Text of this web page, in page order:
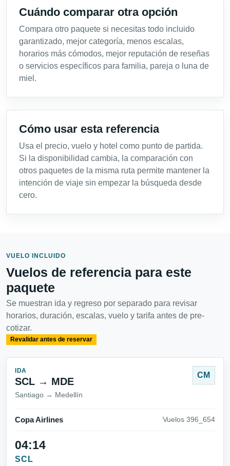
Cuándo comparar otra opción
Compara otro paquete si necesitas todo incluido
garantizado, mejor categoría, menos escalas,
horarios más cómodos, mejor reputación de reseñas
o servicios específicos para familia, pareja o luna de
miel.
Cómo usar esta referencia
Usa el precio, vuelo y hotel como punto de partida.
Si la disponibilidad cambia, la comparación con
otros paquetes de la misma ruta permite mantener la
intención de viaje sin empezar la búsqueda desde
cero.
VUELO INCLUIDO
Vuelos de referencia para este
paquete
Se muestran ida y regreso por separado para revisar
horarios, duración, escalas, vuelo y tarifa antes de pre-
cotizar.
Revalidar antes de reservar
IDA
SCL → MDE
Santiago → Medellín
CM
Copa Airlines Vuelos 396_654
04:14
SCL